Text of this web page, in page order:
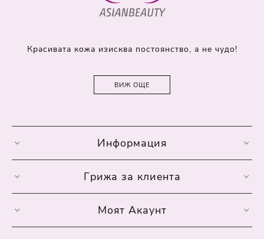
Красивата кожа изисква постоянство, а не чудо!
ВИЖ ОЩЕ
Информация
Грижа за клиента
Моят Акаунт